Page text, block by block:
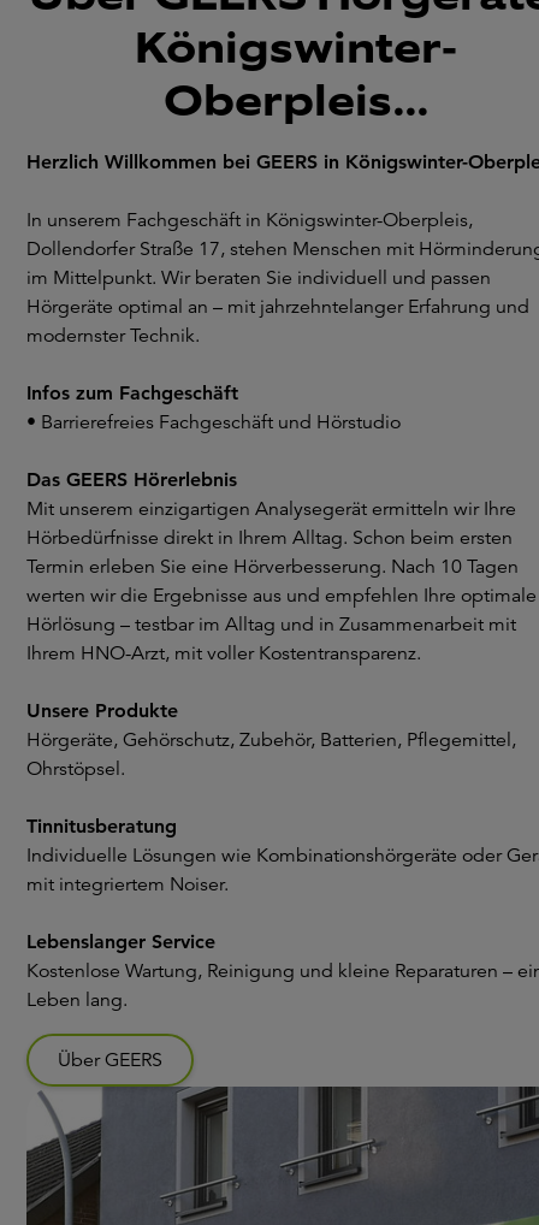
Königswinter-
Oberpleis...
Herzlich Willkommen bei GEERS in Königswinter-
In unserem Fachgeschäft in Königswinter-Oberpleis,
Dollendorfer Straße 17, stehen Menschen mit
im Mittelpunkt. Wir beraten Sie individuell und passen
Hörgeräte optimal an – mit jahrzehntelanger Erfahrung und
modernster Technik.
Infos zum Fachgeschäft
• Barrierefreies Fachgeschäft und Hörstudio
Das GEERS Hörerlebnis
Mit unserem einzigartigen Analysegerät ermitteln wir Ihre
Hörbedürfnisse direkt in Ihrem Alltag. Schon beim ersten
Termin erleben Sie eine Hörverbesserung. Nach 10 Tagen
werten wir die Ergebnisse aus und empfehlen Ihre optimale
Hörlösung – testbar im Alltag und in Zusammenarbeit mit
Ihrem HNO-Arzt, mit voller Kostentransparenz.
Unsere Produkte
Hörgeräte, Gehörschutz, Zubehör, Batterien, Pflegemittel,
Ohrstöpsel.
Tinnitusberatung
Individuelle Lösungen wie Kombinationshörgeräte oder
mit integriertem Noiser.
Lebenslanger Service
Kostenlose Wartung, Reinigung und kleine Reparaturen –
Leben lang.
Über GEERS